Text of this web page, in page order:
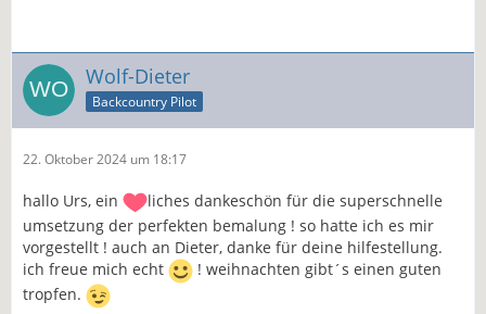
Wolf-Dieter
Backcountry Pilot
22. Oktober 2024 um 18:17
hallo Urs, ein
liches dankeschön für die superschnelle
umsetzung der perfekten bemalung ! so hatte ich es mir
vorgestellt ! auch an Dieter, danke für deine hilfestellung.
ich freue mich echt
! weihnachten gibt´s einen guten
tropfen.